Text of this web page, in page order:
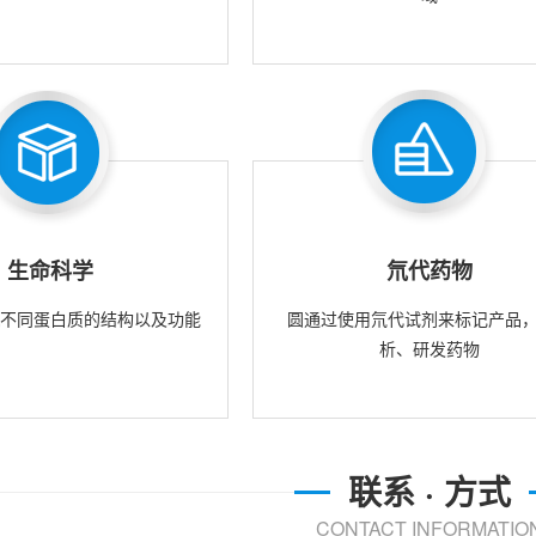
生命科学
同蛋白质的结构以及功能
氘代药物
圆通过使用氘代试剂来标记产品
析、研发药物
联系 · 方式
CONTACT